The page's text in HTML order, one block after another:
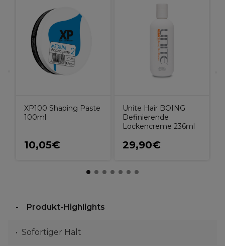
XP100 Shaping Paste
100ml
10,05€
Unite Hair BOING
Definierende
Lockencreme 236ml
29,90€
Produkt-Highlights
Sofortiger Halt